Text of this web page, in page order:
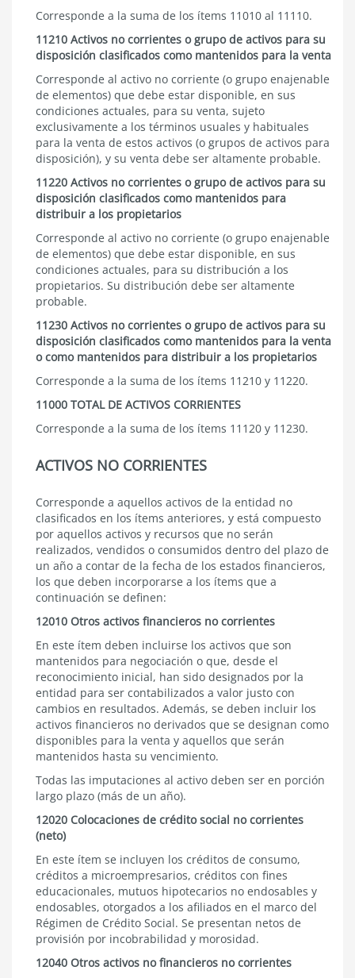
Corresponde a la suma de los ítems 11010 al 11110.
11210 Activos no corrientes o grupo de activos para su
disposición clasificados como mantenidos para la venta
Corresponde al activo no corriente (o grupo enajenable
de elementos) que debe estar disponible, en sus
condiciones actuales, para su venta, sujeto
exclusivamente a los términos usuales y habituales
para la venta de estos activos (o grupos de activos para
disposición), y su venta debe ser altamente probable.
11220 Activos no corrientes o grupo de activos para su
disposición clasificados como mantenidos para
distribuir a los propietarios
Corresponde al activo no corriente (o grupo enajenable
de elementos) que debe estar disponible, en sus
condiciones actuales, para su distribución a los
propietarios. Su distribución debe ser altamente
probable.
11230 Activos no corrientes o grupo de activos para su
disposición clasificados como mantenidos para la venta
o como mantenidos para distribuir a los propietarios
Corresponde a la suma de los ítems 11210 y 11220.
11000 TOTAL DE ACTIVOS CORRIENTES
Corresponde a la suma de los ítems 11120 y 11230.
ACTIVOS NO CORRIENTES
Corresponde a aquellos activos de la entidad no
clasificados en los ítems anteriores, y está compuesto
por aquellos activos y recursos que no serán
realizados, vendidos o consumidos dentro del plazo de
un año a contar de la fecha de los estados financieros,
los que deben incorporarse a los ítems que a
continuación se definen:
12010 Otros activos financieros no corrientes
En este ítem deben incluirse los activos que son
mantenidos para negociación o que, desde el
reconocimiento inicial, han sido designados por la
entidad para ser contabilizados a valor justo con
cambios en resultados. Además, se deben incluir los
activos financieros no derivados que se designan como
disponibles para la venta y aquellos que serán
mantenidos hasta su vencimiento.
Todas las imputaciones al activo deben ser en porción
largo plazo (más de un año).
12020 Colocaciones de crédito social no corrientes
(neto)
En este ítem se incluyen los créditos de consumo,
créditos a microempresarios, créditos con fines
educacionales, mutuos hipotecarios no endosables y
endosables, otorgados a los afiliados en el marco del
Régimen de Crédito Social. Se presentan netos de
provisión por incobrabilidad y morosidad.
12040 Otros activos no financieros no corrientes